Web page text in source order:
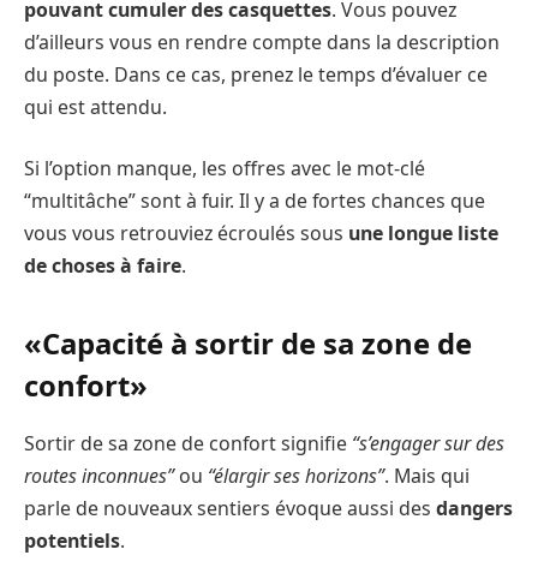
pouvant cumuler des casquettes. Vous pouvez
d’ailleurs vous en rendre compte dans la description
du poste. Dans ce cas, prenez le temps d’évaluer ce
qui est attendu.
Si l’option manque, les offres avec le mot-clé
“multitâche” sont à fuir. Il y a de fortes chances que
vous vous retrouviez écroulés sous une longue liste
de choses à faire.
«Capacité à sortir de sa zone de
confort»
Sortir de sa zone de confort signifie “s’engager sur des
routes inconnues”ou “élargir ses horizons”. Mais qui
parle de nouveaux sentiers évoque aussi des dangers
potentiels.